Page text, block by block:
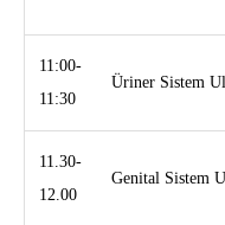
11:00-
11:30
Üriner Sistem
11.30-
12.00
Genital Sistem